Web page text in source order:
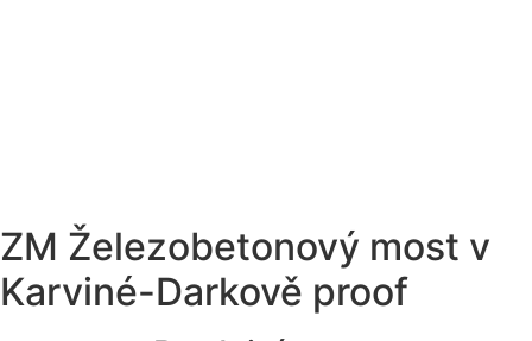
ZM Železobetonový most v
Karviné-Darkově proof